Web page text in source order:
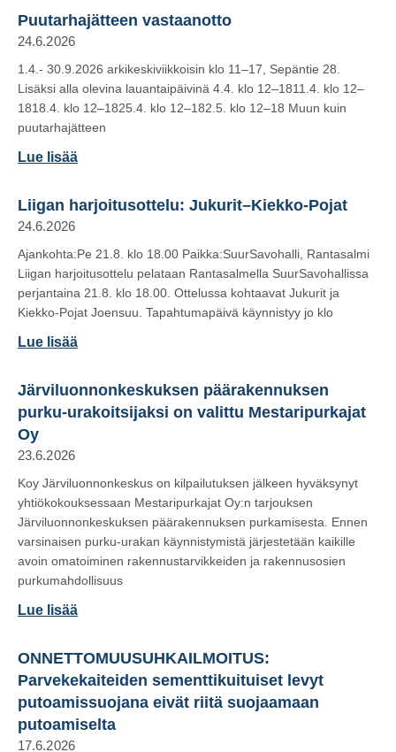
Puutarhajätteen vastaanotto
24.6.2026
1.4.- 30.9.2026 arkikeskiviikkoisin klo 11–17, Sepäntie 28.
Lisäksi alla olevina lauantaipäivinä 4.4. klo 12–1811.4. klo 12–
1818.4. klo 12–1825.4. klo 12–182.5. klo 12–18 Muun kuin
puutarhajätteen
Lue lisää
Liigan harjoitusottelu: Jukurit–Kiekko-Pojat
24.6.2026
Ajankohta:Pe 21.8. klo 18.00 Paikka:SuurSavohalli, Rantasalmi
Liigan harjoitusottelu pelataan Rantasalmella SuurSavohallissa
perjantaina 21.8. klo 18.00. Ottelussa kohtaavat Jukurit ja
Kiekko-Pojat Joensuu. Tapahtumapäivä käynnistyy jo klo
Lue lisää
Järviluonnonkeskuksen päärakennuksen
purku-urakoitsijaksi on valittu Mestaripurkajat
Oy
23.6.2026
Koy Järviluonnonkeskus on kilpailutuksen jälkeen hyväksynyt
yhtiökokouksessaan Mestaripurkajat Oy:n tarjouksen
Järviluonnonkeskuksen päärakennuksen purkamisesta. Ennen
varsinaisen purku-urakan käynnistymistä järjestetään kaikille
avoin omatoiminen rakennustarvikkeiden ja rakennusosien
purkumahdollisuus
Lue lisää
ONNETTOMUUSUHKAILMOITUS:
Parvekekaiteiden sementtikuituiset levyt
putoamissuojana eivät riitä suojaamaan
putoamiselta
17.6.2026